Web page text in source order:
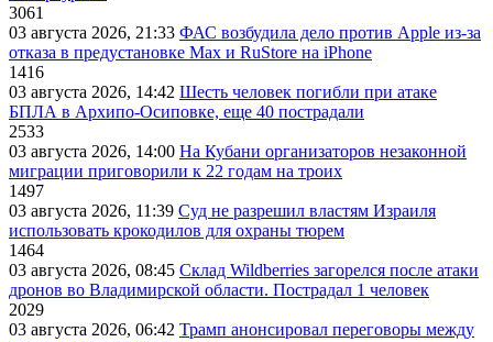
3061
03 августа 2026, 21:33 ФАС возбудила дело против Apple из-за
отказа в предустановке Max и RuStore на iPhone
1416
03 августа 2026, 14:42 Шесть человек погибли при атаке
БПЛА в Архипо-Осиповке, еще 40 пострадали
2533
03 августа 2026, 14:00 На Кубани организаторов незаконной
миграции приговорили к 22 годам на троих
1497
03 августа 2026, 11:39 Суд не разрешил властям Израиля
использовать крокодилов для охраны тюрем
1464
03 августа 2026, 08:45 Склад Wildberries загорелся после атаки
дронов во Владимирской области. Пострадал 1 человек
2029
03 августа 2026, 06:42 Трамп анонсировал переговоры между